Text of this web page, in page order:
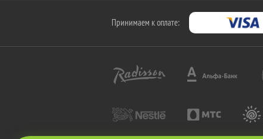
Принимаем к оплате: